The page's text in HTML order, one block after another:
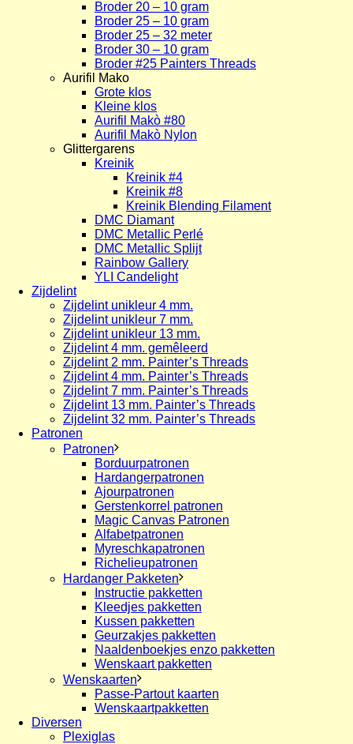
Broder 20 – 10 gram
Broder 25 – 10 gram
Broder 25 – 32 meter
Broder 30 – 10 gram
Broder #25 Painters Threads
Aurifil Mako
Grote klos
Kleine klos
Aurifil Makò #80
Aurifil Makò Nylon
Glittergarens
Kreinik
Kreinik #4
Kreinik #8
Kreinik Blending Filament
DMC Diamant
DMC Metallic Perlé
DMC Metallic Splijt
Rainbow Gallery
YLI Candelight
Zijdelint
Zijdelint unikleur 4 mm.
Zijdelint unikleur 7 mm.
Zijdelint unikleur 13 mm.
Zijdelint 4 mm. gemêleerd
Zijdelint 2 mm. Painter’s Threads
Zijdelint 4 mm. Painter’s Threads
Zijdelint 7 mm. Painter’s Threads
Zijdelint 13 mm. Painter’s Threads
Zijdelint 32 mm. Painter’s Threads
Patronen
Patronen
Borduurpatronen
Hardangerpatronen
Ajourpatronen
Gerstenkorrel patronen
Magic Canvas Patronen
Alfabetpatronen
Myreschkapatronen
Richelieupatronen
Hardanger Pakketen
Instructie pakketten
Kleedjes pakketten
Kussen pakketten
Geurzakjes pakketten
Naaldenboekjes enzo pakketten
Wenskaart pakketten
Wenskaarten
Passe-Partout kaarten
Wenskaartpakketten
Diversen
Plexiglas